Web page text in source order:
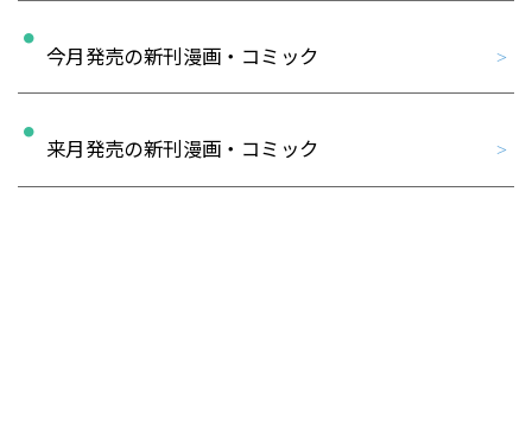
今月発売の新刊漫画・コミック
来月発売の新刊漫画・コミック